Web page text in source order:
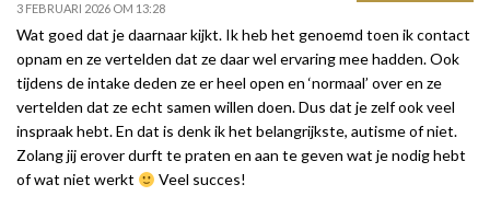
3 FEBRUARI 2026 OM 13:28
Wat goed dat je daarnaar kijkt. Ik heb het genoemd toen ik contact
opnam en ze vertelden dat ze daar wel ervaring mee hadden. Ook
tijdens de intake deden ze er heel open en ‘normaal’ over en ze
vertelden dat ze echt samen willen doen. Dus dat je zelf ook veel
inspraak hebt. En dat is denk ik het belangrijkste, autisme of niet.
Zolang jij erover durft te praten en aan te geven wat je nodig hebt
of wat niet werkt
Veel succes!